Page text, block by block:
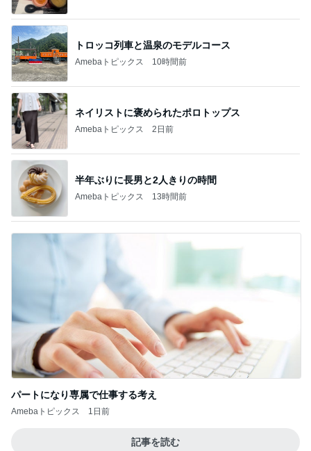
トロッコ列車と温泉のモデルコース
Amebaトピックス 10時間前
ネイリストに褒められたポロトップス
Amebaトピックス 2日前
半年ぶりに長男と2人きりの時間
Amebaトピックス 13時間前
パートになり専属で仕事する考え
Amebaトピックス 1日前
記事を読む